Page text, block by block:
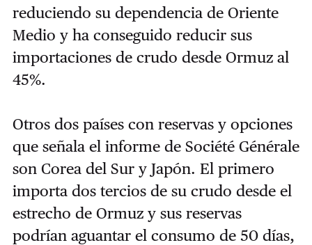
reduciendo su dependencia de Oriente
Medio y ha conseguido reducir sus
importaciones de crudo desde Ormuz al
45%.
Otros dos países con reservas y opciones
que señala el informe de Société Générale
son Corea del Sur y Japón. El primero
importa dos tercios de su crudo desde el
estrecho de Ormuz y sus reservas
podrían aguantar el consumo de 50 días,